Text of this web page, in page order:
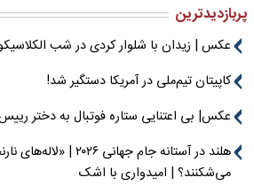
پربازدیدترین
عکس | زیدان با شلوار کردی در شب
کاپیتان تیم‌ملی در آمریکا دستگیر شد!
عکس| بی اعتنایی ستاره فوتبال به دختر
هلند در آستانه جام جهانی
می‌شکنند؟ | امیدواری با اشک